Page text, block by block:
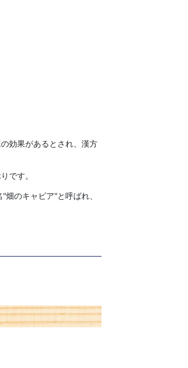
効果があるとされ、漢方
です。
のキャビア"と呼ばれ、